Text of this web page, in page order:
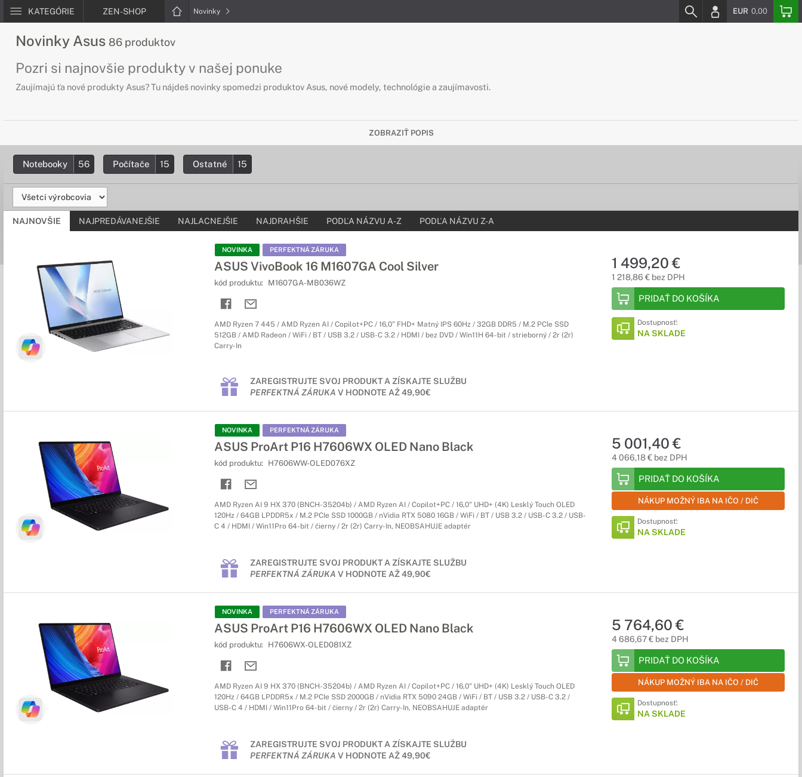
KATEGÓRIE ZEN-SHOP Novinky EUR 0,00
Novinky Asus 86 produktov
Pozri si najnovšie produkty v našej ponuke
Zaujímajú ťa nové produkty Asus? Tu nájdeš novinky spomedzi produktov Asus, nové modely, technológie a zaujímavosti.
ZOBRAZIŤ POPIS
Notebooky 56 Počítače 15 Ostatné 15
NAJNOVŠIE NAJPREDÁVANEJŠIE NAJLACNEJŠIE NAJDRAHŠIE PODĽA NÁZVU A-Z PODĽA NÁZVU Z-A
NOVINKA PERFEKTNÁ ZÁRUKA
ASUS VivoBook 16 M1607GA Cool Silver
kód produktu: M1607GA-MB036WZ
AMD Ryzen 7 445 / AMD Ryzen AI / Copilot+PC / 16,0" FHD+ Matný IPS 60Hz / 32GB DDR5 / M.2 PCIe SSD
512GB / AMD Radeon / WiFi / BT / USB 3.2 / USB-C 3.2 / HDMI / bez DVD / Win11H 64-bit / strieborný / 2r (2r)
Carry-In
1 499,20 €
1 218,86 € bez DPH
PRIDAŤ DO KOŠÍKA
Dostupnosť:
NA SKLADE
ZAREGISTRUJTE SVOJ PRODUKT A ZÍSKAJTE SLUŽBU
PERFEKTNÁ ZÁRUKA V HODNOTE AŽ 49,90€
NOVINKA PERFEKTNÁ ZÁRUKA
ASUS ProArt P16 H7606WX OLED Nano Black
kód produktu: H7606WW-OLED076XZ
AMD Ryzen AI 9 HX 370 (BNCH-35204b) / AMD Ryzen AI / Copilot+PC / 16,0" UHD+ (4K) Lesklý Touch OLED
120Hz / 64GB LPDDR5x / M.2 PCIe SSD 1000GB / nVidia RTX 5080 16GB / WiFi / BT / USB 3.2 / USB-C 3.2 / USB-
C 4 / HDMI / Win11Pro 64-bit / čierny / 2r (2r) Carry-In, NEOBSAHUJE adaptér
5 001,40 €
4 066,18 € bez DPH
PRIDAŤ DO KOŠÍKA
NÁKUP MOŽNÝ IBA NA IČO / DIČ
Dostupnosť:
NA SKLADE
ZAREGISTRUJTE SVOJ PRODUKT A ZÍSKAJTE SLUŽBU
PERFEKTNÁ ZÁRUKA V HODNOTE AŽ 49,90€
NOVINKA PERFEKTNÁ ZÁRUKA
ASUS ProArt P16 H7606WX OLED Nano Black
kód produktu: H7606WX-OLED081XZ
AMD Ryzen AI 9 HX 370 (BNCH-35204b) / AMD Ryzen AI / Copilot+PC / 16,0" UHD+ (4K) Lesklý Touch OLED
120Hz / 64GB LPDDR5x / M.2 PCIe SSD 2000GB / nVidia RTX 5090 24GB / WiFi / BT / USB 3.2 / USB-C 3.2 /
USB-C 4 / HDMI / Win11Pro 64-bit / čierny / 2r (2r) Carry-In, NEOBSAHUJE adaptér
5 764,60 €
4 686,67 € bez DPH
PRIDAŤ DO KOŠÍKA
NÁKUP MOŽNÝ IBA NA IČO / DIČ
Dostupnosť:
NA SKLADE
ZAREGISTRUJTE SVOJ PRODUKT A ZÍSKAJTE SLUŽBU
PERFEKTNÁ ZÁRUKA V HODNOTE AŽ 49,90€